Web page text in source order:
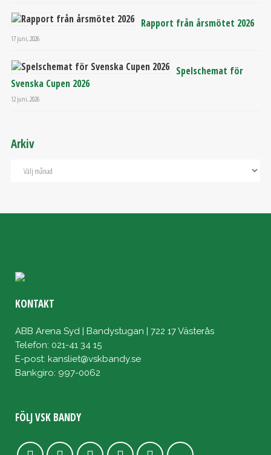
Rapport från årsmötet 2026
17 juni, 2026
Spelschemat för
Svenska Cupen 2026
12 juni, 2026
Arkiv
KONTAKT
ABB Arena Syd | Bandystugan | 722 17 Västerås
Telefon: 021-41 34 15
E-post: kansliet@vskbandy.se
Bankgiro: 997-0062
FÖLJ VSK BANDY